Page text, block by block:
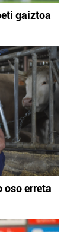
gaiztoa
oso erreta